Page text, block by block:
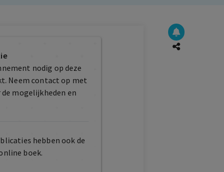
nodig op deze
Neem contact op met
mogelijkheden en
hebben ook de
boek.